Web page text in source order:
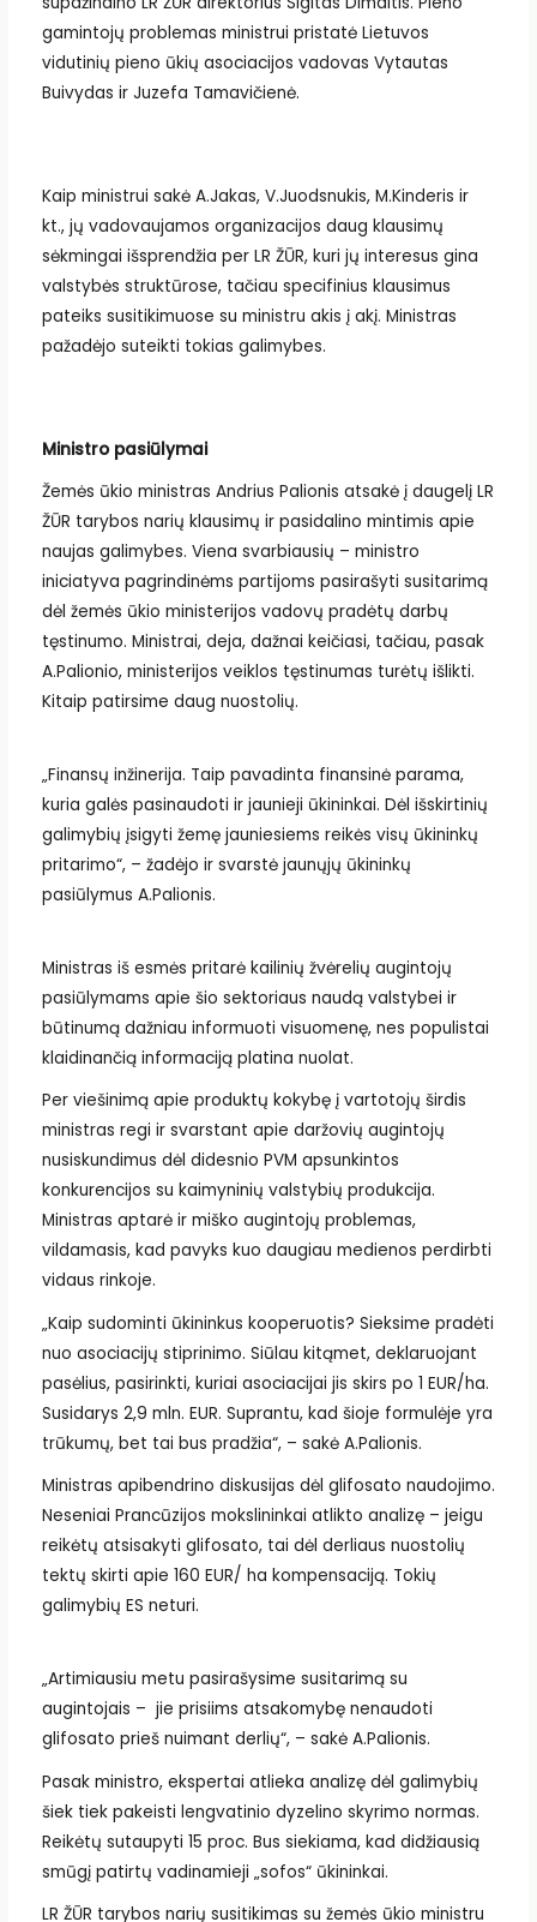
gamintojų problemas ministrui pristatė Lietuvos
vidutinių pieno ūkių asociacijos vadovas Vytautas
Buivydas ir Juzefa Tamavičienė.
Kaip ministrui sakė A.Jakas, V.Juodsnukis, M.Kinderis ir
kt., jų vadovaujamos organizacijos daug klausimų
sėkmingai išsprendžia per LR ŽŪR, kuri jų interesus gina
valstybės struktūrose, tačiau specifinius klausimus
pateiks susitikimuose su ministru akis į akį. Ministras
pažadėjo suteikti tokias galimybes.
Ministro pasiūlymai
Žemės ūkio ministras Andrius Palionis atsakė į daugelį LR
ŽŪR tarybos narių klausimų ir pasidalino mintimis apie
naujas galimybes. Viena svarbiausių – ministro
iniciatyva pagrindinėms partijoms pasirašyti susitarimą
dėl žemės ūkio ministerijos vadovų pradėtų darbų
tęstinumo. Ministrai, deja, dažnai keičiasi, tačiau, pasak
A.Palionio, ministerijos veiklos tęstinumas turėtų išlikti.
Kitaip patirsime daug nuostolių.
„Finansų inžinerija. Taip pavadinta finansinė parama,
kuria galės pasinaudoti ir jaunieji ūkininkai. Dėl išskirtinių
galimybių įsigyti žemę jauniesiems reikės visų ūkininkų
pritarimo“, – žadėjo ir svarstė jaunųjų ūkininkų
pasiūlymus A.Palionis.
Ministras iš esmės pritarė kailinių žvėrelių augintojų
pasiūlymams apie šio sektoriaus naudą valstybei ir
būtinumą dažniau informuoti visuomenę, nes populistai
klaidinančią informaciją platina nuolat.
Per viešinimą apie produktų kokybę į vartotojų širdis
ministras regi ir svarstant apie daržovių augintojų
nusiskundimus dėl didesnio PVM apsunkintos
konkurencijos su kaimyninių valstybių produkcija.
Ministras aptarė ir miško augintojų problemas,
vildamasis, kad pavyks kuo daugiau medienos perdirbti
vidaus rinkoje.
„Kaip sudominti ūkininkus kooperuotis? Sieksime pradėti
nuo asociacijų stiprinimo. Siūlau kitąmet, deklaruojant
pasėlius, pasirinkti, kuriai asociacijai jis skirs po 1 EUR/ha.
Susidarys 2,9 mln. EUR. Suprantu, kad šioje formulėje yra
trūkumų, bet tai bus pradžia“, – sakė A.Palionis.
Ministras apibendrino diskusijas dėl glifosato naudojimo.
Neseniai Prancūzijos mokslininkai atlikto analizę – jeigu
reikėtų atsisakyti glifosato, tai dėl derliaus nuostolių
tektų skirti apie 160 EUR/ ha kompensaciją. Tokių
galimybių ES neturi.
„Artimiausiu metu pasirašysime susitarimą su
augintojais – jie prisiims atsakomybę nenaudoti
glifosato prieš nuimant derlių“, – sakė A.Palionis.
Pasak ministro, ekspertai atlieka analizę dėl galimybių
šiek tiek pakeisti lengvatinio dyzelino skyrimo normas.
Reikėtų sutaupyti 15 proc. Bus siekiama, kad didžiausią
smūgį patirtų vadinamieji „sofos“ ūkininkai.
LR ŽŪR tarybos narių susitikimas su žemės ūkio ministru